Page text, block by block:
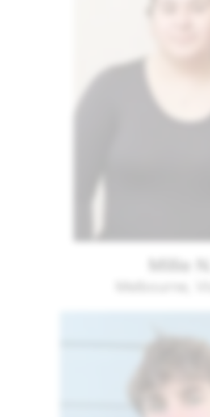
Millie N.